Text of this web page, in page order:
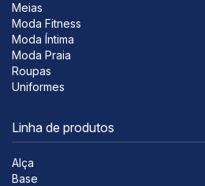
Meias
Moda Fitness
Moda Íntima
Moda Praia
Roupas
Uniformes
Linha de produtos
Alça
Base